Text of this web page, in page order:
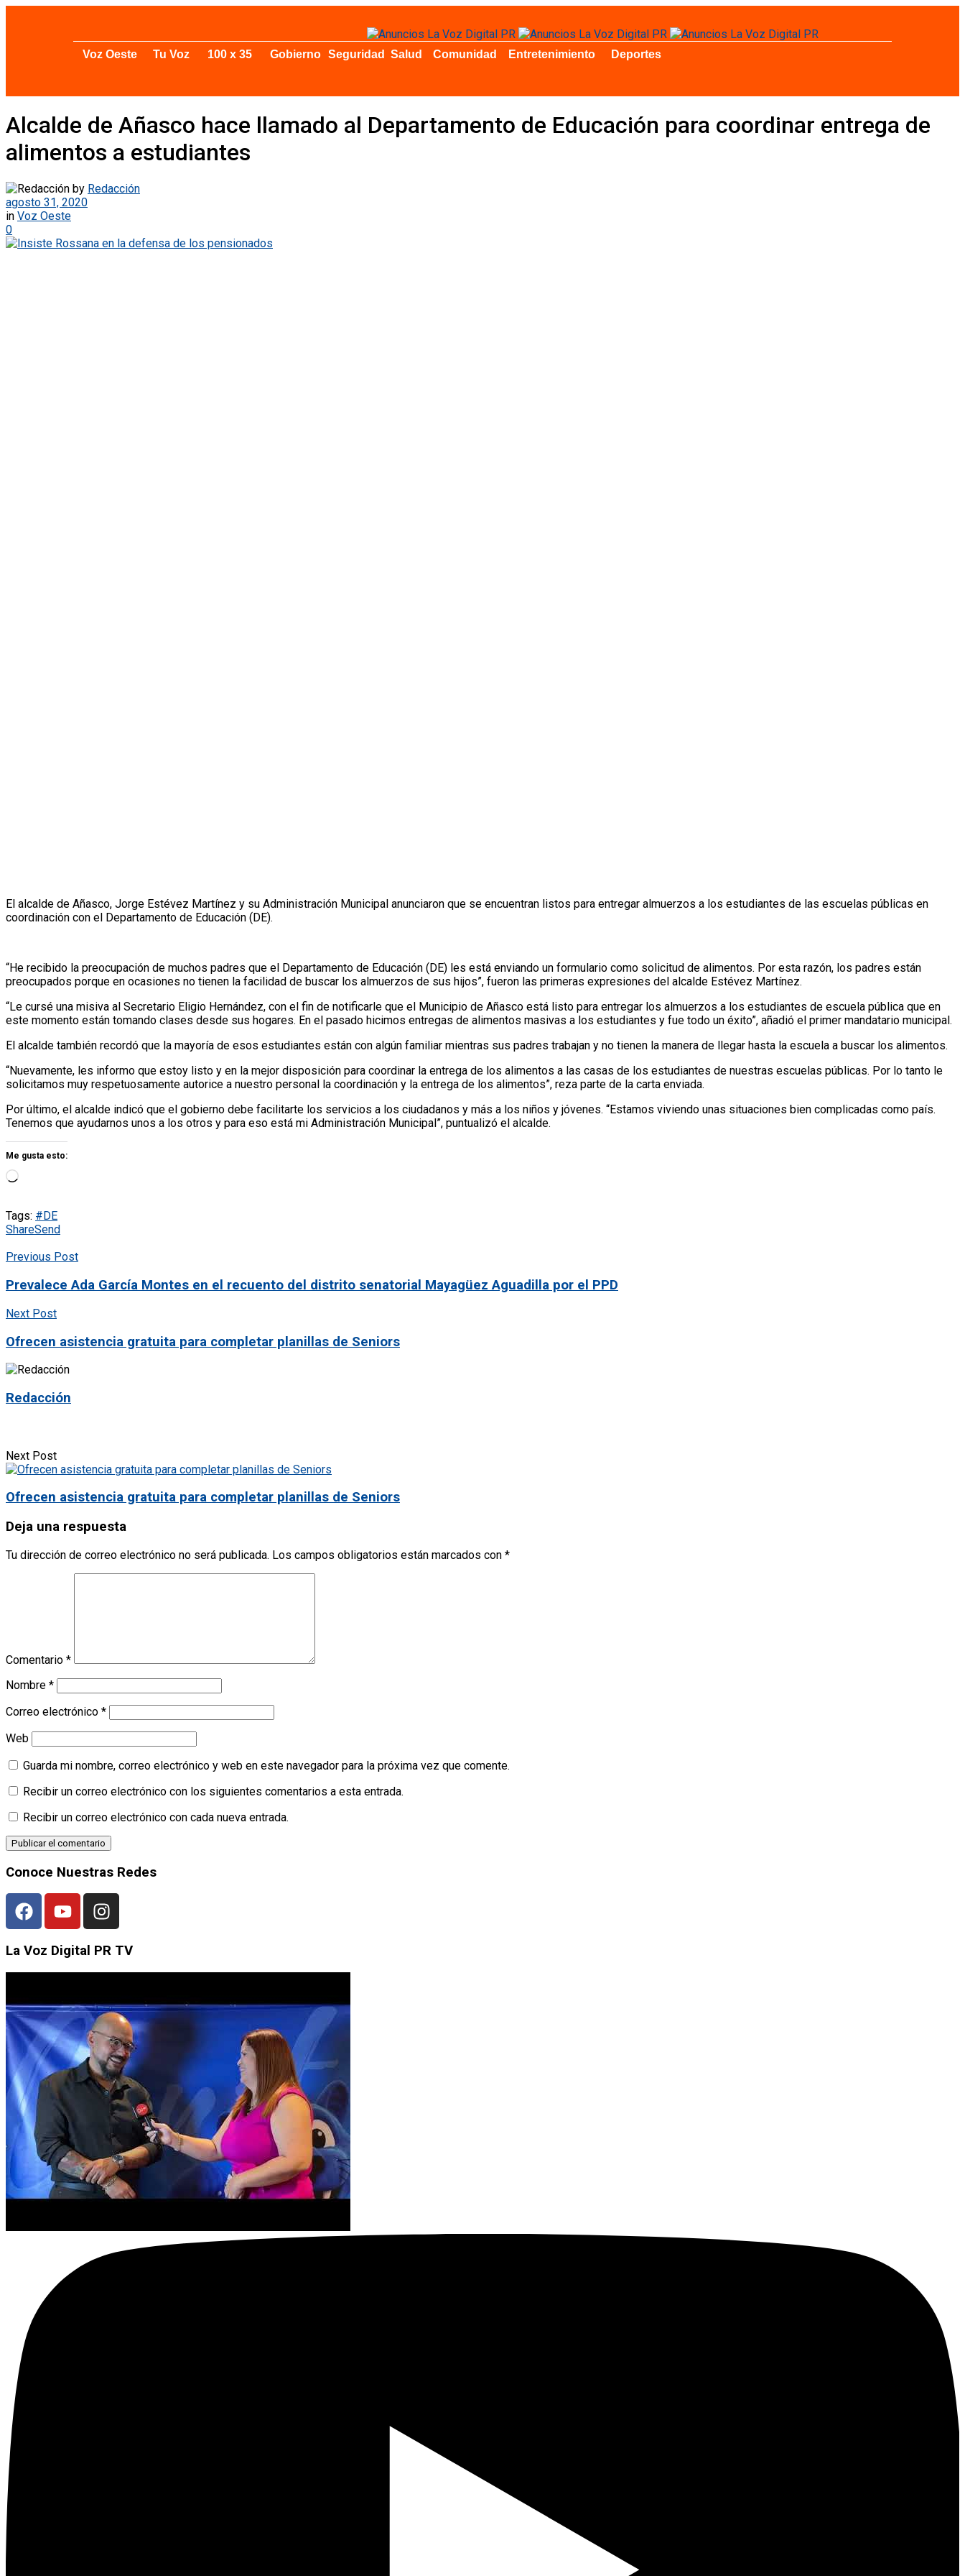
Voz Oeste Tu Voz 100 x 35 Gobierno Seguridad Salud Comunidad Entretenimiento Deportes
Alcalde de Añasco hace llamado al Departamento de Educación para coordinar entrega de
alimentos a estudiantes
by Redacción
agosto 31, 2020
in Voz Oeste
0
El alcalde de Añasco, Jorge Estévez Martínez y su Administración Municipal anunciaron que se encuentran listos para entregar almuerzos a los estudiantes de las escuelas públicas en
coordinación con el Departamento de Educación (DE).
“He recibido la preocupación de muchos padres que el Departamento de Educación (DE) les está enviando un formulario como solicitud de alimentos. Por esta razón, los padres están
preocupados porque en ocasiones no tienen la facilidad de buscar los almuerzos de sus hijos”, fueron las primeras expresiones del alcalde Estévez Martínez.
“Le cursé una misiva al Secretario Eligio Hernández, con el fin de notificarle que el Municipio de Añasco está listo para entregar los almuerzos a los estudiantes de escuela pública que en
este momento están tomando clases desde sus hogares. En el pasado hicimos entregas de alimentos masivas a los estudiantes y fue todo un éxito”, añadió el primer mandatario municipal.
El alcalde también recordó que la mayoría de esos estudiantes están con algún familiar mientras sus padres trabajan y no tienen la manera de llegar hasta la escuela a buscar los alimentos.
“Nuevamente, les informo que estoy listo y en la mejor disposición para coordinar la entrega de los alimentos a las casas de los estudiantes de nuestras escuelas públicas. Por lo tanto le
solicitamos muy respetuosamente autorice a nuestro personal la coordinación y la entrega de los alimentos”, reza parte de la carta enviada.
Por último, el alcalde indicó que el gobierno debe facilitarte los servicios a los ciudadanos y más a los niños y jóvenes. “Estamos viviendo unas situaciones bien complicadas como país.
Tenemos que ayudarnos unos a los otros y para eso está mi Administración Municipal”, puntualizó el alcalde.
Me gusta esto:
Tags: #DE
ShareSend
Previous Post
Prevalece Ada García Montes en el recuento del distrito senatorial Mayagüez Aguadilla por el PPD
Next Post
Ofrecen asistencia gratuita para completar planillas de Seniors
Redacción
Next Post
Ofrecen asistencia gratuita para completar planillas de Seniors
Deja una respuesta
Tu dirección de correo electrónico no será publicada. Los campos obligatorios están marcados con *
Comentario *
Nombre *
Correo electrónico *
Web
Guarda mi nombre, correo electrónico y web en este navegador para la próxima vez que comente.
Recibir un correo electrónico con los siguientes comentarios a esta entrada.
Recibir un correo electrónico con cada nueva entrada.
Conoce Nuestras Redes
La Voz Digital PR TV